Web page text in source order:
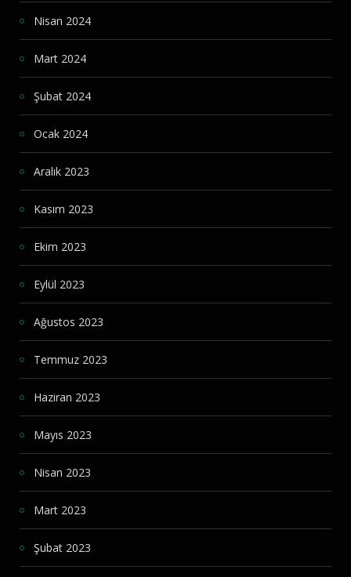
Nisan 2024
Mart 2024
Şubat 2024
Ocak 2024
Aralık 2023
Kasım 2023
Ekim 2023
Eylül 2023
Ağustos 2023
Temmuz 2023
Haziran 2023
Mayıs 2023
Nisan 2023
Mart 2023
Şubat 2023